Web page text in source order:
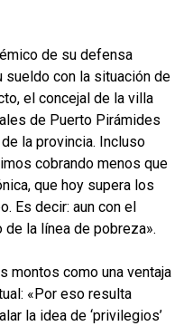
de su defensa
sueldo con la situación de
el concejal de la villa
de Puerto Pirámides
la provincia. Incluso
cobrando menos que
que hoy supera los
Es decir: aun con el
la línea de pobreza».
montos como una ventaja
«Por eso resulta
la idea de ‘privilegios’